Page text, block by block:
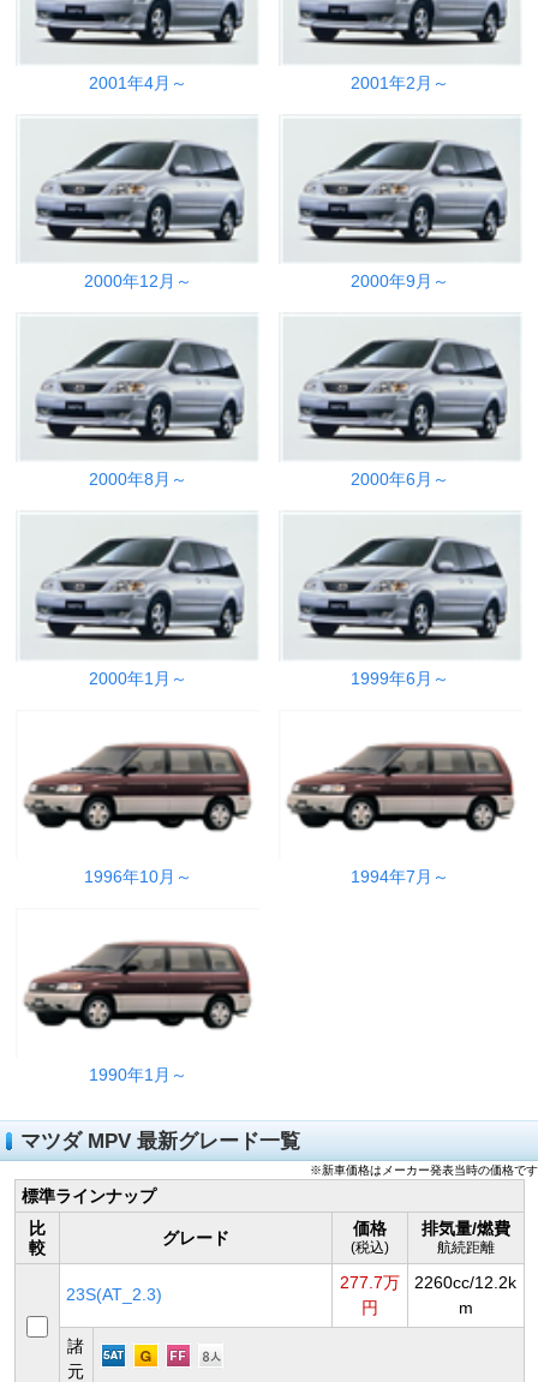
2001年4月～ 2001年2月～
2000年12月～ 2000年9月～
2000年8月～ 2000年6月～
2000年1月～ 1999年6月～
1996年10月～ 1994年7月～
1990年1月～
マツダ MPV 最新グレード一覧
※新車価格はメーカー発表当時の価格です
標準ラインナップ
比
較
グレード 価格
(税込)
排気量/燃費
航続距離
23S(AT_2.3)
277.7万
円
2260cc/12.2k
m
諸
元